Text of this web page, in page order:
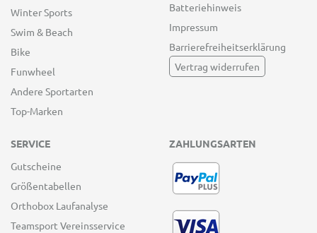
Winter Sports
Swim & Beach
Bike
Funwheel
Andere Sportarten
Top-Marken
Batteriehinweis
Impressum
Barrierefreiheitserklärung
Vertrag widerrufen
SERVICE
Gutscheine
Größentabellen
Orthobox Laufanalyse
Teamsport Vereinsservice
ZAHLUNGSARTEN